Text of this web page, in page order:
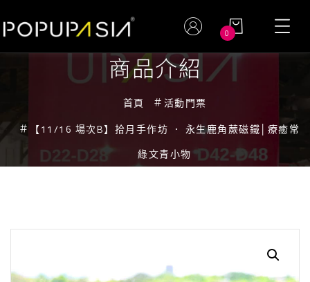
0
商品介紹
首頁
活動門票
【11/16 場次B】拾月手作坊 ． 永生鹿角蕨磁鐵│療癒常
綠文青小物